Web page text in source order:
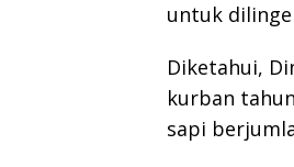
untuk
Diketahui,
kurban
sapi